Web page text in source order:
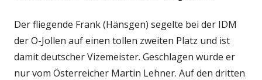
Der fliegende Frank (Hänsgen) segelte bei der IDM
der O-Jollen auf einen tollen zweiten Platz und ist
damit deutscher Vizemeister. Geschlagen wurde er
nur vom Österreicher Martin Lehner. Auf den dritten